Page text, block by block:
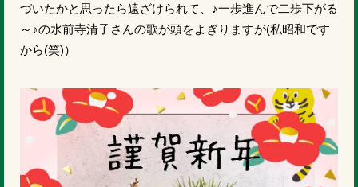
づいたかと思ったら遠ざけられて、♪一歩進んで二歩下がる
～♪の水前寺清子さんの歌が頭をよぎりますが(私昭和です
から(笑)）